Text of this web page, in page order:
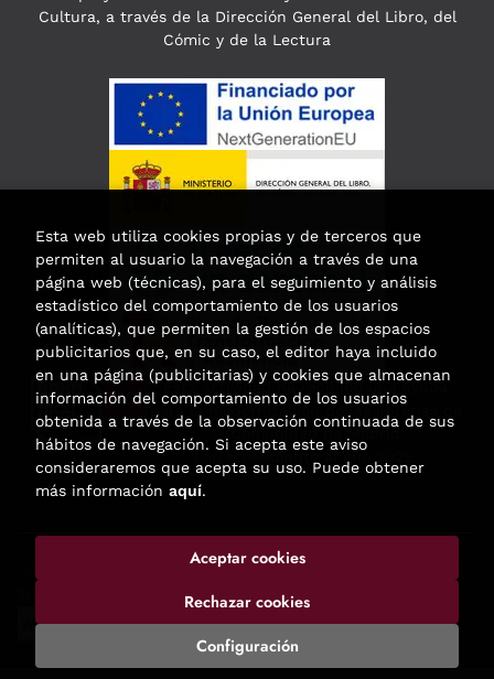
Cultura, a través de la Dirección General del Libro, del
Cómic y de la Lectura
Esta actividad ha recibido una ayuda
para la modernización de las librerías de
la Comunidad de Madrid
correspondiente al año 2025.
. Todos los Derechos Reservados |
Esta web utiliza cookies propias y de terceros que
permiten al usuario la navegación a través de una
página web (técnicas), para el seguimiento y análisis
estadístico del comportamiento de los usuarios
(analíticas), que permiten la gestión de los espacios
publicitarios que, en su caso, el editor haya incluido
en una página (publicitarias) y cookies que almacenan
información del comportamiento de los usuarios
obtenida a través de la observación continuada de sus
hábitos de navegación. Si acepta este aviso
consideraremos que acepta su uso. Puede obtener
más información aquí.
Configuración
Rechazar cookies
Aceptar cookies